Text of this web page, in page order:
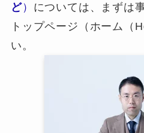
ど） については、まずは
トップページ（ホーム（
い。